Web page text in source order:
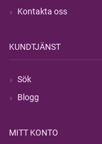
Kontakta oss
KUNDTJÄNST
Sök
Blogg
MITT KONTO